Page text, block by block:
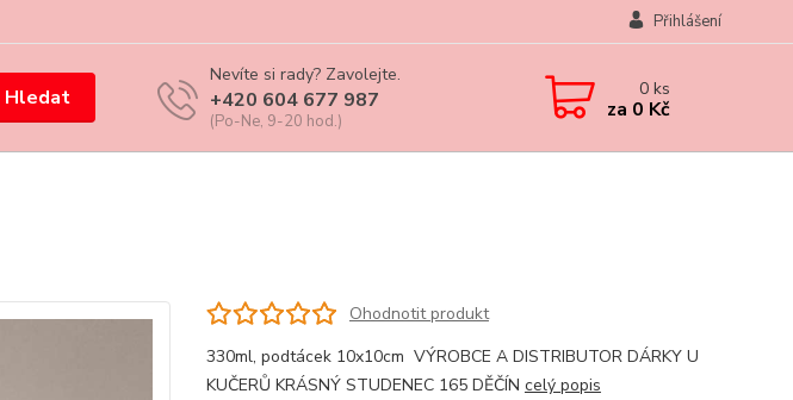
Přihlášení
Hledat
Nevíte si rady? Zavolejte.
+420 604 677 987
(Po-Ne, 9-20 hod.)
0ks
za 0 Kč
Ohodnotit produkt
330ml, podtácek 10x10cm VÝROBCE A DISTRIBUTOR DÁRKY U
KUČERŮ KRÁSNÝ STUDENEC 165 DĚČÍN celý popis